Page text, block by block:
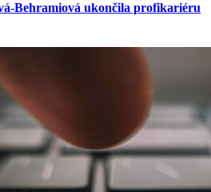
Behramiová ukončila profikariéru